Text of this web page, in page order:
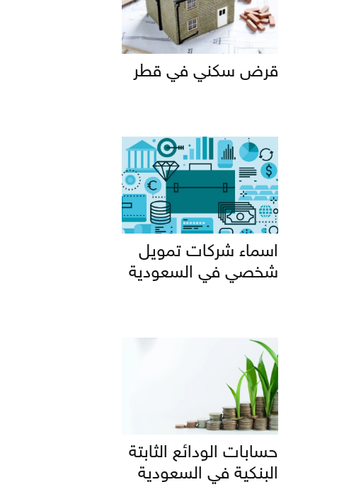
قرض سكني في قطر
اسماء شركات تمويل
شخصي في السعودية
حسابات الودائع الثابتة
البنكية في السعودية